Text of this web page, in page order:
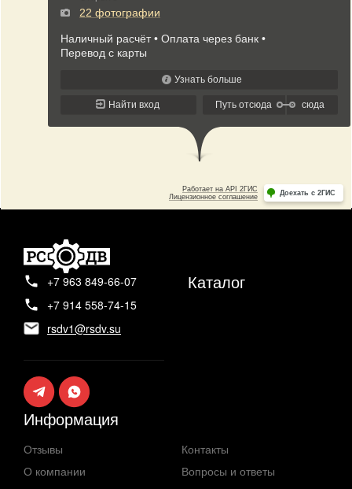
+7 963 849-66-07
+7 914 558-74-15
rsdv1@rsdv.su
Каталог
Информация
Отзывы
О компании
Контакты
Вопросы и ответы